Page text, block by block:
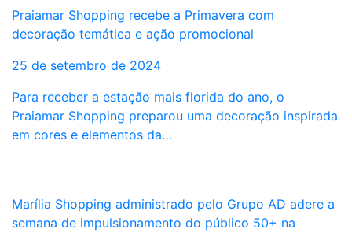
Praiamar Shopping recebe a Primavera com
decoração temática e ação promocional
25 de setembro de 2024
Para receber a estação mais florida do ano, o
Praiamar Shopping preparou uma decoração inspirada
em cores e elementos da…
Marília Shopping administrado pelo Grupo AD adere a
semana de impulsionamento do público 50+ na